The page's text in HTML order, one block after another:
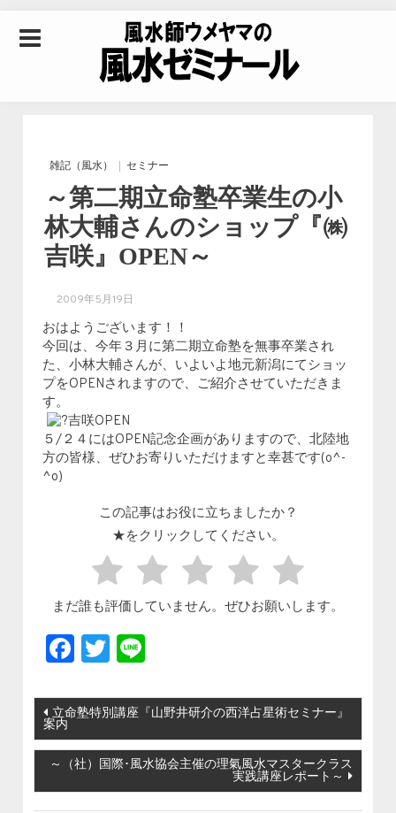
水ゼミナール｜風水
学・四柱推命学・易
学を合わせた立命講
座
雑記（風水） セミナー
～第二期立命塾卒業生の小
林大輔さんのショップ『㈱
吉咲』OPEN～
2009年5月19日
おはようございます！！
今回は、今年３月に第二期立命塾を無事卒業され
た、小林大輔さんが、いよいよ地元新潟にてショッ
プをOPENされますので、ご紹介させていただきま
す。
５/２４にはOPEN記念企画がありますので、北陸地
方の皆様、ぜひお寄りいただけますと幸甚です(o^-
^o)
この記事はお役に立ちましたか？
★をクリックしてください。
まだ誰も評価していません。ぜひお願いします。
Facebook
Twitter
投稿ナビゲーション
立命塾特別講座『山野井研介の西洋占星術セミナー』
案内
～（社）国際･風水協会主催の理氣風水マスタークラス
実践講座レポート～